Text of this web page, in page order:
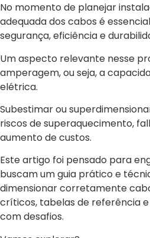
No momento de planejar
adequada dos cabos é
segurança, eficiência e
Um aspecto relevante nesse
amperagem, ou seja, a
elétrica.
Subestimar ou
riscos de superaquecimento,
aumento de custos.
Este artigo foi pensado para
buscam um guia prático e
dimensionar corretamente
críticos, tabelas de referência
com desafios.